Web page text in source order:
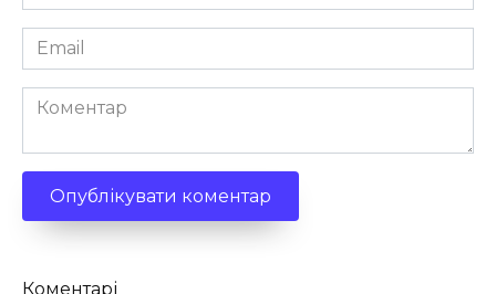
*
Email
*
Коментар
Коментарі